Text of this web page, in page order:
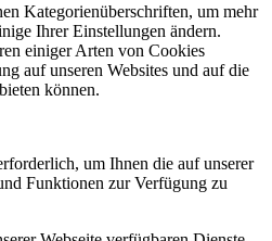
Kategorienüberschriften, um mehr
Ihrer Einstellungen ändern.
einiger Arten von Cookies
auf unseren Websites und auf die
können.
um Ihnen die auf unserer
Funktionen zur Verfügung zu